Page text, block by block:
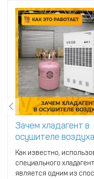
Зачем хладагент в
осушителе
Как известно,
специального
является одним из